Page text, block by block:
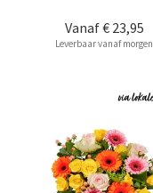
Vanaf€ 23,95
Leverbaar vanaf morgen